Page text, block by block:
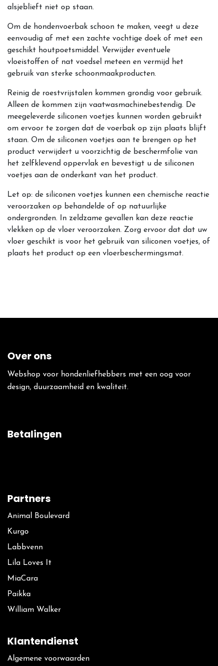
alsjeblieft niet op staan.
Om de hondenvoerbak schoon te maken, veegt u deze
eenvoudig af met een zachte vochtige doek of met een
geschikt houtpoetsmiddel. Verwijder eventuele
vloeistoffen of nat voedsel meteen en vermijd het
gebruik van sterke schoonmaakproducten.
Reinig de roestvrijstalen kommen grondig voor gebruik.
Alleen de kommen zijn vaatwasmachinebestendig. De
meegeleverde siliconen voetjes kunnen worden gebruikt
om ervoor te zorgen dat de voerbak op zijn plaats blijft
staan. Om de siliconen voetjes aan te brengen op het
product verwijdert u voorzichtig de beschermfolie van
het zelfklevend oppervlak en bevestigt u de siliconen
voetjes aan de onderkant van het product.
Let op: de siliconen voetjes kunnen een chemische reactie
veroorzaken op behandelde of op natuurlijke
ondergronden. In zeldzame gevallen kan deze reactie
vlekken op de vloer veroorzaken. Zorg ervoor dat dat uw
vloer geschikt is voor het gebruik van siliconen voetjes, of
plaats het product op een vloerbeschermingsmat.
Over ons
Webshop voor hondenliefhebbers met een oog voor
design, duurzaamheid en kwaliteit.
Betalingen
Partners
Animal Boulevard
Kurgo
La​bbvenn
Lila Loves It
MiaCara
Paikka
William Walker
Klantendienst
Algemene voorwaarden